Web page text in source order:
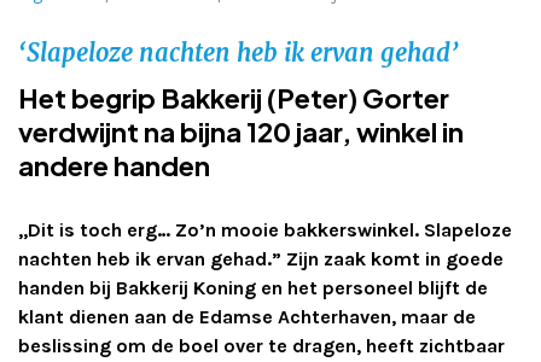
Adverteren
Adreswijziging
Contact
‘Slapeloze nachten heb ik ervan gehad’
Het begrip Bakkerij (Peter) Gorter
verdwijnt na bijna 120 jaar, winkel in
andere handen
,,Dit is toch erg… Zo’n mooie bakkerswinkel. Slapeloze
nachten heb ik ervan gehad.” Zijn zaak komt in goede
handen bij Bakkerij Koning en het personeel blijft de
klant dienen aan de Edamse Achterhaven, maar de
beslissing om de boel over te dragen, heeft zichtbaar